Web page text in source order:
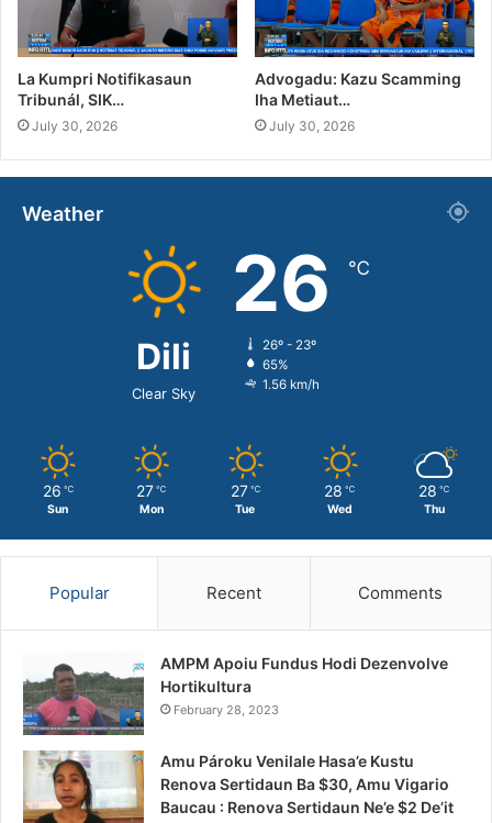
La Kumpri Notifikasaun
Tribunál, SIK…
July 30, 2026
Advogadu: Kazu Scamming
Iha Metiaut…
July 30, 2026
Weather
Dili
Clear Sky
26 ℃
26º - 23º
65%
1.56 km/h
26 ℃
Sun
27 ℃
Mon
27 ℃
Tue
28 ℃
Wed
28 ℃
Thu
Popular Recent Comments
AMPM Apoiu Fundus Hodi Dezenvolve
Hortikultura
February 28, 2023
Amu Pároku Venilale Hasa’e Kustu
Renova Sertidaun Ba $30, Amu Vigario
Baucau : Renova Sertidaun Ne’e $2 De’it